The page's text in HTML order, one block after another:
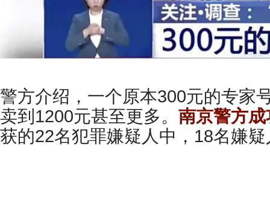
警方介绍，一个原本300元的专家
卖到1200元甚至更多。 南京警方
获的22名犯罪嫌疑人中，18名嫌